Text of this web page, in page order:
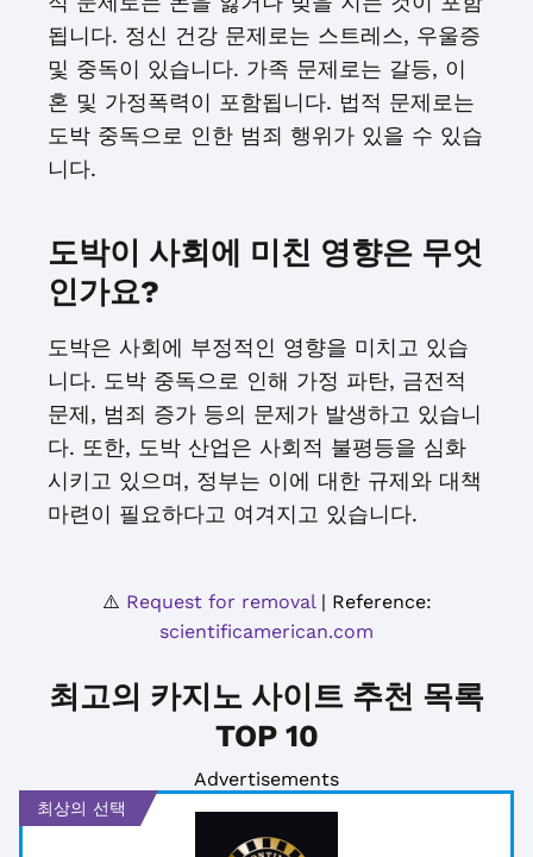
됩니다. 정신 건강 문제로는 스트레스, 우울증
및 중독이 있습니다. 가족 문제로는 갈등, 이
혼 및 가정폭력이 포함됩니다. 법적 문제로는
도박 중독으로 인한 범죄 행위가 있을 수 있습
니다.
도박이 사회에 미친 영향은 무엇
인가요?
도박은 사회에 부정적인 영향을 미치고 있습
니다. 도박 중독으로 인해 가정 파탄, 금전적
문제, 범죄 증가 등의 문제가 발생하고 있습니
다. 또한, 도박 산업은 사회적 불평등을 심화
시키고 있으며, 정부는 이에 대한 규제와 대책
마련이 필요하다고 여겨지고 있습니다.
⚠️ Request for removal| Reference:
scientificamerican.com
최고의 카지노 사이트 추천 목록
TOP 10
Advertisements
최상의 선택